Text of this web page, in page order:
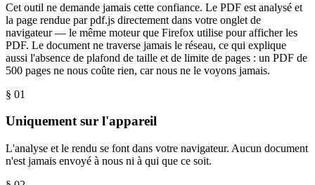
Cet outil ne demande jamais cette confiance. Le PDF est analysé et
la page rendue par pdf.js directement dans votre onglet de
navigateur — le même moteur que Firefox utilise pour afficher les
PDF. Le document ne traverse jamais le réseau, ce qui explique
aussi l'absence de plafond de taille et de limite de pages : un PDF de
500 pages ne nous coûte rien, car nous ne le voyons jamais.
§ 01
Uniquement sur l'appareil
L'analyse et le rendu se font dans votre navigateur. Aucun document
n'est jamais envoyé à nous ni à qui que ce soit.